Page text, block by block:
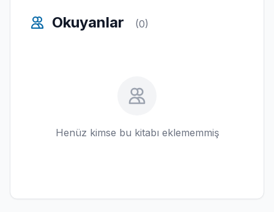
Okuyanlar (0)
Henüz kimse bu kitabı eklememmiş